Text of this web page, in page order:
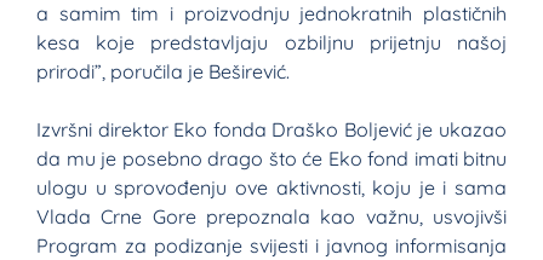
a samim tim i proizvodnju jednokratnih plastičnih
kesa koje predstavljaju ozbiljnu prijetnju našoj
prirodi”, poručila je Beširević.
Izvršni direktor Eko fonda Draško Boljević je ukazao
da mu je posebno drago što će Eko fond imati bitnu
ulogu u sprovođenju ove aktivnosti, koju je i sama
Vlada Crne Gore prepoznala kao važnu, usvojivši
Program za podizanje svijesti i javnog informisanja